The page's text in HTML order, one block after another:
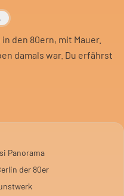
den 80ern, mit Mauer.
damals war. Du erfährst
Panorama geschaffen. Die
wird lebendig.
du das Panorama selbst
Panorama
der 80er